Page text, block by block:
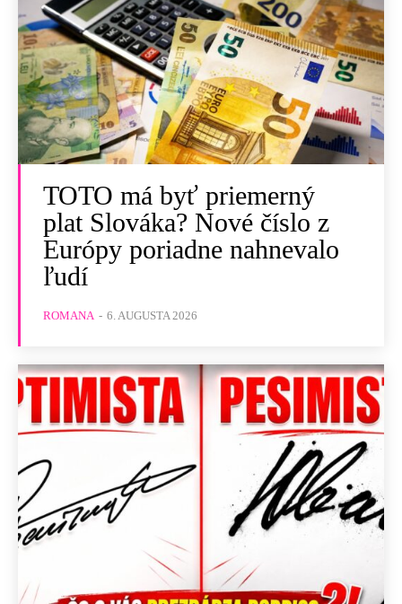
TOTO má byť priemerný
plat Slováka? Nové číslo z
Európy poriadne nahnevalo
ľudí
ROMANA - 6. AUGUSTA 2026